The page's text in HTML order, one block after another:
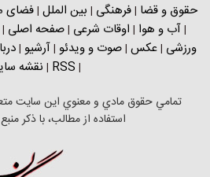
حقوق و قضا |فرهنگی | بین الملل |فضای
|آب و هوا | اوقات شرعی |صفحه اصلی |
ورزشی |عکس |صوت و ویدئو |آرشیو |
|
RSS
| نقشه
تمامي حقوق مادي و معنوي اين سايت
استفاده از مطالب، با ذکر